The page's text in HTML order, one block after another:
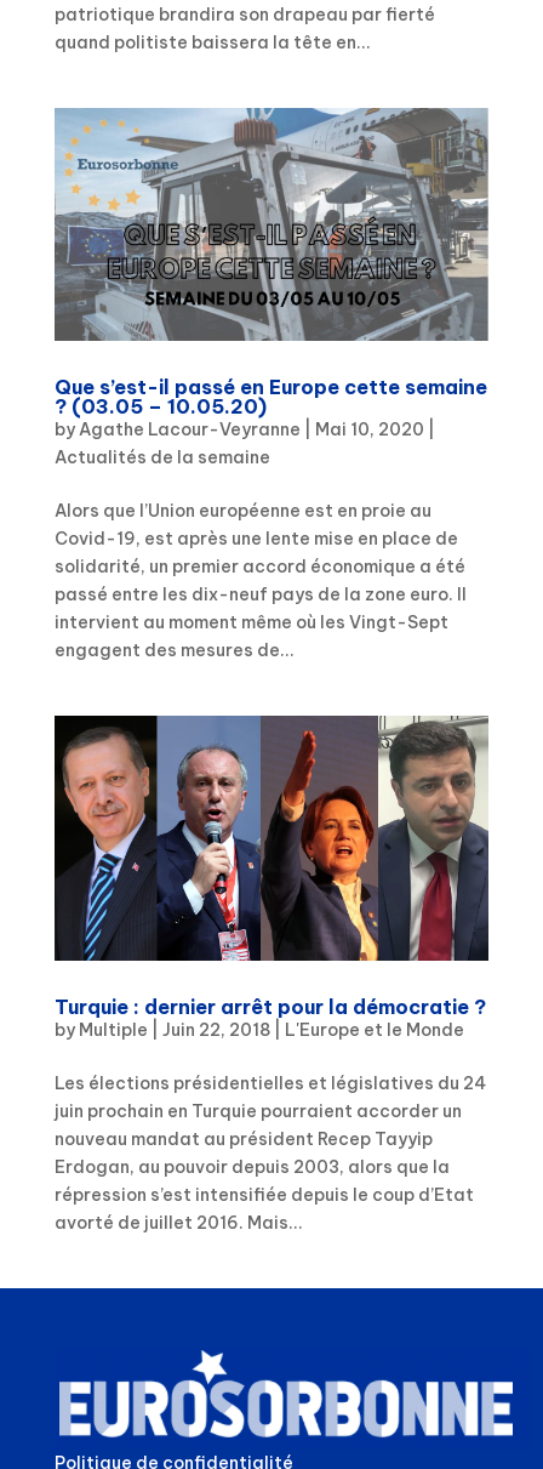
patriotique brandira son drapeau par fierté
quand politiste baissera la tête en...
Que s’est-il passé en Europe cette semaine
? (03.05 – 10.05.20)
byAgathe Lacour-Veyranne Mai 10, 2020
Actualités de la semaine
Alors que l’Union européenne est en proie au
Covid-19, est après une lente mise en place de
solidarité, un premier accord économique a été
passé entre les dix-neuf pays de la zone euro. Il
intervient au moment même où les Vingt-Sept
engagent des mesures de...
Turquie : dernier arrêt pour la démocratie ?
by Multiple Juin 22, 2018| L'Europe et le Monde
Les élections présidentielles et législatives du 24
juin prochain en Turquie pourraient accorder un
nouveau mandat au président Recep Tayyip
Erdogan, au pouvoir depuis 2003, alors que la
répression s’est intensifiée depuis le coup d’Etat
avorté de juillet 2016. Mais...
Politique de confidentialité